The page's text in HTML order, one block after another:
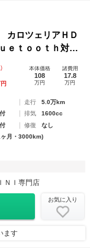
ロツェリアＨＤ
ｔｏｏｔｈ対
バー コニカルス
イト ＥＴＣ
本体価格
108
万円
諸費用
17.8
万円
走行
5.0万km
排気
1600cc
修復
なし
月・3000km)
ＮＩ専門店
お気に入り
ます